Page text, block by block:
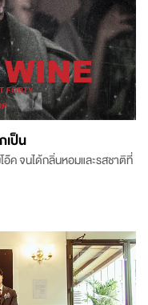
เป็น
อ๊ค จนได้กลิ่นหอมและรสชาติที่